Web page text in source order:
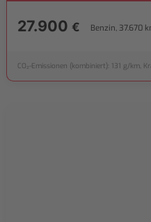
27.900 € Benzin, 37.670
CO₂-Emissionen (kombiniert): 131 g/km,